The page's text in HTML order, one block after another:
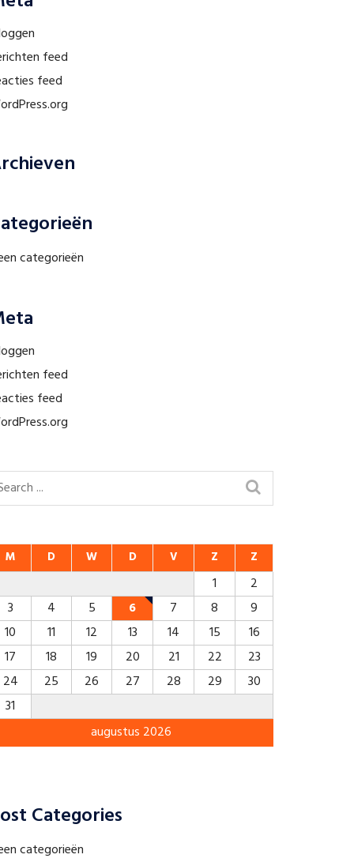
feed
feed
categorieën
feed
feed
augustus 2026
M D W D V Z Z
1
2
3
4 5 6 7 8
9
10
11 12 13 14 15
16
17
18 19 20 21 22
23
24
25 26 27 28 29
30
31
Categories
categorieën